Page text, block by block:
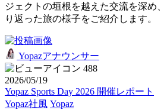
ジェクトの垣根を越えた交流を深め
り返った旅の様子をご紹介します。
Yopazアナウンサー
488
2026/05/19
Yopaz Sports Day 2026 開催レポート
Yopaz社風 Yopaz